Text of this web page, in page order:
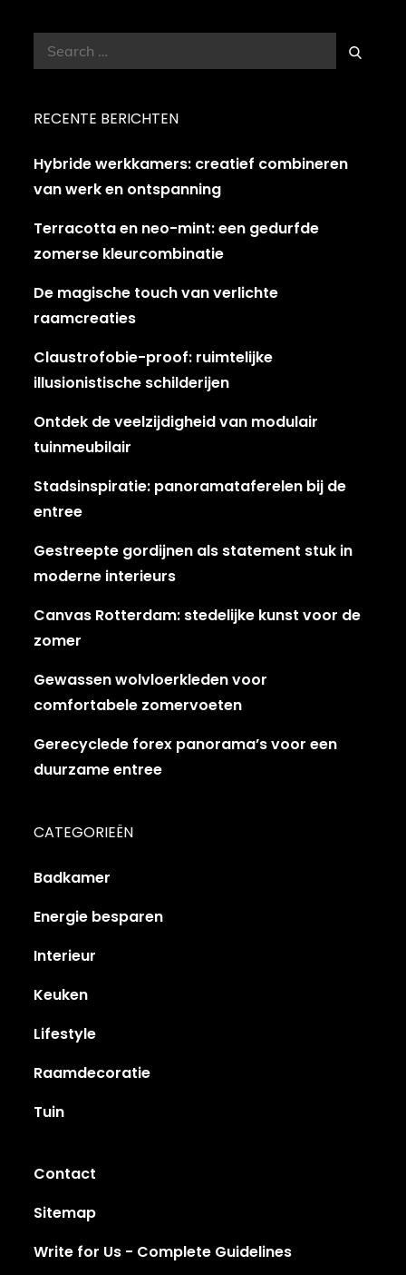
Search
for:
Search
RECENTE BERICHTEN
Hybride werkkamers: creatief combineren
van werk en ontspanning
Terracotta en neo-mint: een gedurfde
zomerse kleurcombinatie
De magische touch van verlichte
raamcreaties
Claustrofobie-proof: ruimtelijke
illusionistische schilderijen
Ontdek de veelzijdigheid van modulair
tuinmeubilair
Stadsinspiratie: panoramataferelen bij de
entree
Gestreepte gordijnen als statement stuk in
moderne interieurs
Canvas Rotterdam: stedelijke kunst voor de
zomer
Gewassen wolvloerkleden voor
comfortabele zomervoeten
Gerecyclede forex panorama’s voor een
duurzame entree
CATEGORIEËN
Badkamer
Energie besparen
Interieur
Keuken
Lifestyle
Raamdecoratie
Tuin
Contact
Sitemap
Write for Us - Complete Guidelines